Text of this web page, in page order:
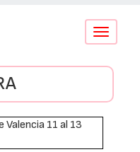
Conmutar